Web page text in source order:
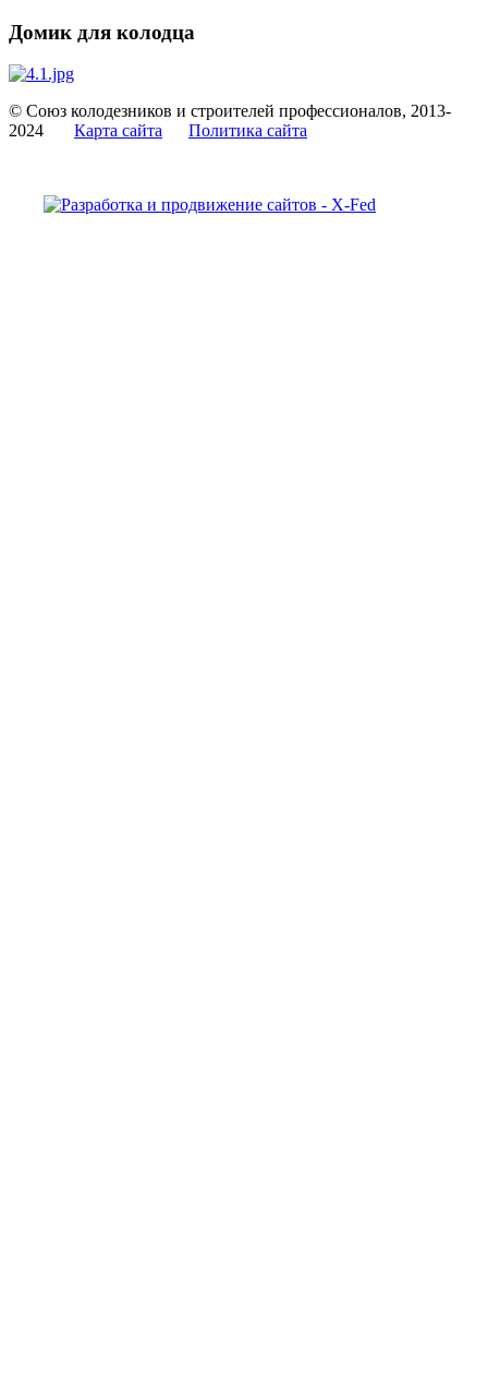
Домик для колодца
© Союз колодезников и строителей профессионалов, 2013-
2024 Карта сайта Политика сайта